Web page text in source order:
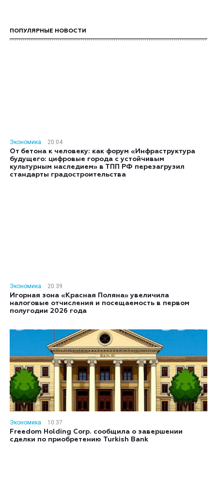
ПОПУЛЯРНЫЕ НОВОСТИ
Экономика
20:04
От бетона к человеку: как форум «Инфраструктура
будущего: цифровые города с устойчивым
культурным наследием» в ТПП РФ перезагрузил
стандарты градостроительства
Экономика
20:39
Игорная зона «Красная Поляна» увеличила
налоговые отчисления и посещаемость в первом
полугодии 2026 года
Экономика
10:37
Freedom Holding Corp. сообщила о завершении
сделки по приобретению Turkish Bank